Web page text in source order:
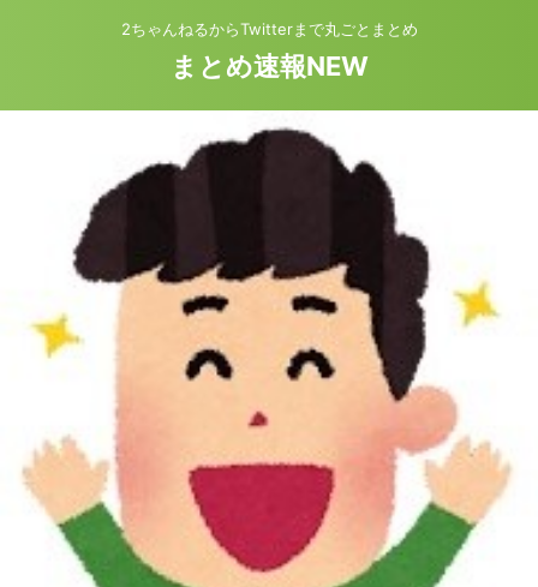
2ちゃんねるからTwitterまで丸ごとまとめ
まとめ速報NEW